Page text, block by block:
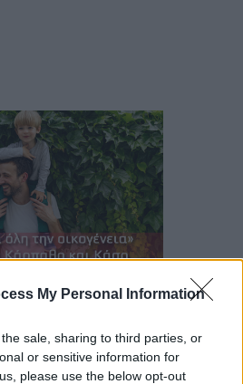
My Personal Information
sale, sharing to third parties, or
or sensitive information for
please use the below opt-out